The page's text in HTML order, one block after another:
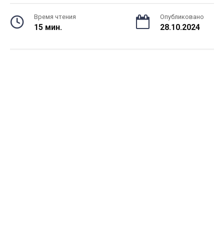
Время чтения
15 мин.
Опубликовано
28.10.2024